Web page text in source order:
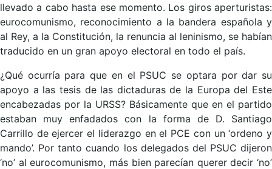
llevado a cabo hasta ese momento. Los giros aperturistas:
eurocomunismo, reconocimiento a la bandera española y
al Rey, a la Constitución, la renuncia al leninismo, se habían
traducido en un gran apoyo electoral en todo el país.
¿Qué ocurría para que en el PSUC se optara por dar su
apoyo a las tesis de las dictaduras de la Europa del Este
encabezadas por la URSS? Básicamente que en el partido
estaban muy enfadados con la forma de D. Santiago
Carrillo de ejercer el liderazgo en el PCE con un ‘ordeno y
mando’. Por tanto cuando los delegados del PSUC dijeron
‘no’ al eurocomunismo, más bien parecían querer decir ‘no’